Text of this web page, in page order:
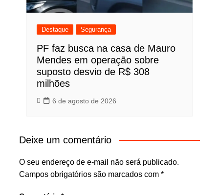
Destaque Segurança
PF faz busca na casa de Mauro
Mendes em operação sobre
suposto desvio de R$ 308
milhões
6 de agosto de 2026
Deixe um comentário
O seu endereço de e-mail não será publicado.
Campos obrigatórios são marcados com *